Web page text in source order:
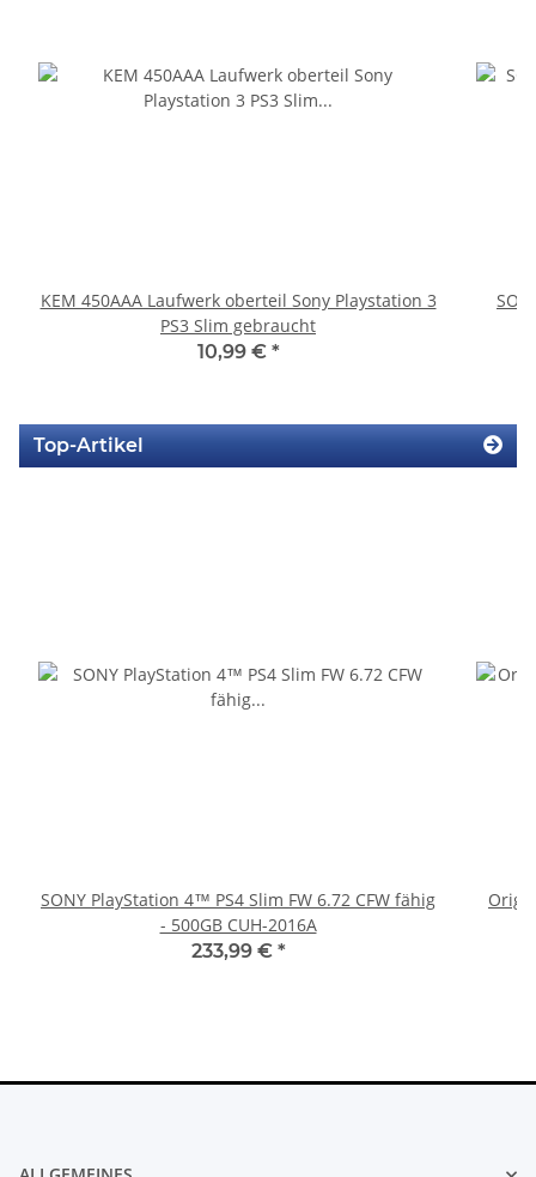
KEM 450AAA Laufwerk oberteil Sony Playstation 3
PS3 Slim gebraucht
10,99 € *
Top-Artikel
SONY PlayStation 4™ PS4 Slim FW 6.72 CFW fähig
- 500GB CUH-2016A
233,99 € *